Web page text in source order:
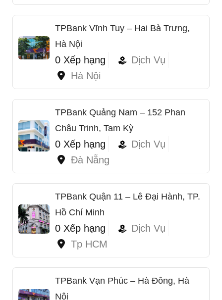
TPBank Vĩnh Tuy – Hai Bà Trưng,
Hà Nội
0 Xếp hạng
Dịch Vụ
Hà Nội
TPBank Quảng Nam – 152 Phan
Châu Trinh, Tam Kỳ
0 Xếp hạng
Dịch Vụ
Đà Nẵng
TPBank Quận 11 – Lê Đại Hành, TP.
Hồ Chí Minh
0 Xếp hạng
Dịch Vụ
Tp HCM
TPBank Vạn Phúc – Hà Đông, Hà
Nội